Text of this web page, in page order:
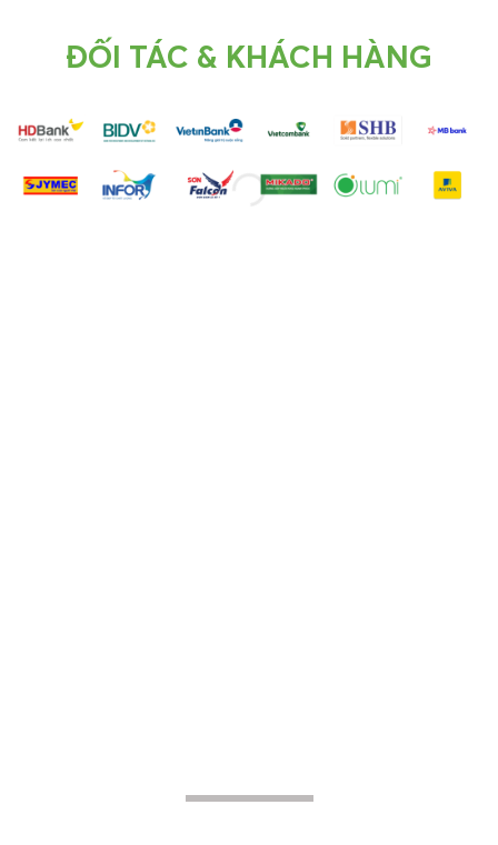
ĐỐI TÁC & KHÁCH HÀNG